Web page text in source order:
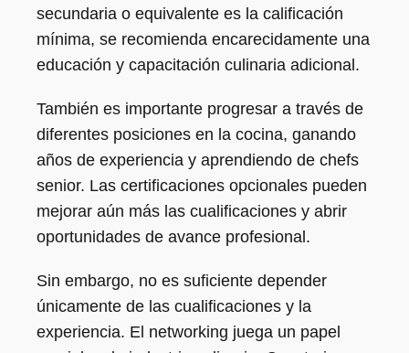
secundaria o equivalente es la calificación
mínima, se recomienda encarecidamente una
educación y capacitación culinaria adicional.
También es importante progresar a través de
diferentes posiciones en la cocina, ganando
años de experiencia y aprendiendo de chefs
senior. Las certificaciones opcionales pueden
mejorar aún más las cualificaciones y abrir
oportunidades de avance profesional.
Sin embargo, no es suficiente depender
únicamente de las cualificaciones y la
experiencia. El networking juega un papel